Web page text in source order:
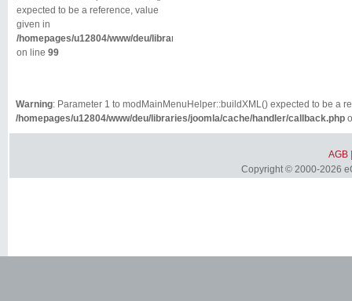
expected to be a reference, value
given in
/homepages/u12804/www/deu/libraries/joomla/cache/handler/callback.php
on line 99
Warning: Parameter 1 to modMainMenuHelper::buildXML() expected to be a
/homepages/u12804/www/deu/libraries/joomla/cache/handler/callback.php
AGB
Copyright © 2000-2026